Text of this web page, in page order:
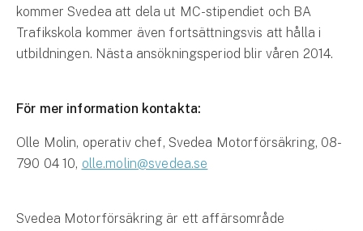
Släpvagnsförsäkring
Drönarförsäkring
Gruppförsäkringar
Kommunolycksfall
kommer Svedea att dela ut MC-stipendiet och BA
Trafikskola kommer även fortsättningsvis att hålla i
utbildningen. Nästa ansökningsperiod blir våren 2014.
För mer information kontakta:
Olle Molin, operativ chef, Svedea Motorförsäkring, 08-
790 04 10, olle.molin@svedea.se
Svedea Motorförsäkring är ett affärsområde